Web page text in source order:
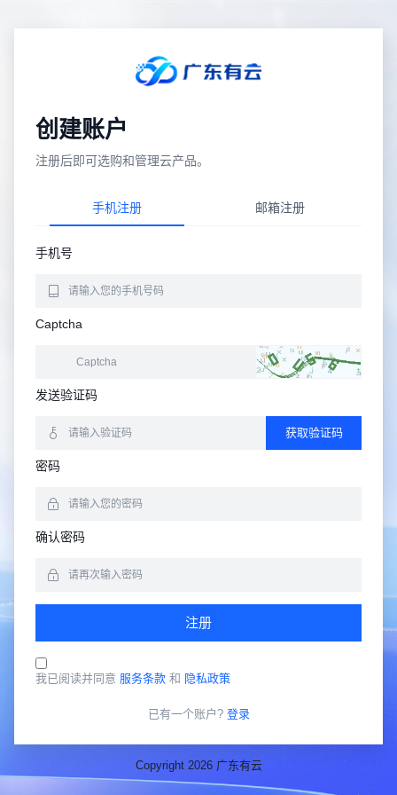
创建账户
注册后即可选购和管理云产品。
手机注册 邮箱注册
手机号
Captcha
发送验证码
获取验证码
密码
确认密码
注册
我已阅读并同意 服务条款 和 隐私政策
已有一个账户? 登录
Copyright 2026 广东有云